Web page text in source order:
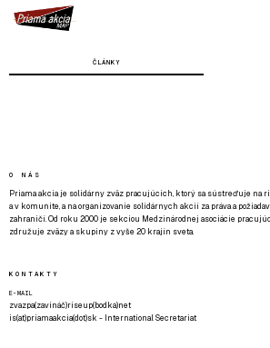
ČLÁNKY
O NÁS
Priama akcia je solidárny zväz pracujúcich, ktorý sa sústreďuje na
a v komunite, a na organizovanie solidárnych akcií za práva a
zahraničí. Od roku 2000 je sekciou Medzinárodnej asociácie
združuje zväzy a skupiny z vyše 20 krajín sveta.
KONTAKTY
E-MAIL
zvazpa(zavináč)riseup(bodka)net
is(at)priamaakcia(dot)sk - International Secretariat